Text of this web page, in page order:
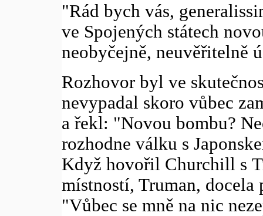
"Rád bych vás,
ve Spojených státech
neobyčejně, neuvěřitelně
Rozhovor byl ve
nevypadal skoro vůbec
a řekl: "Novou bombu?
rozhodne válku s
Když hovořil Churchill s
místností, Truman,
"Vůbec se mně na nic